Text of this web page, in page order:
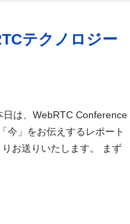
テクノロジー
日は、WebRTC Conference
今」をお伝えするレポート
お送りいたします。 まず